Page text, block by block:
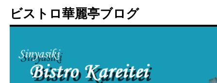
ビストロ華麗亭ブログ